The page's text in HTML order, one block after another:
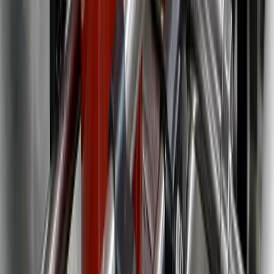
Productos
Cerradoras Twist
Dosificadoras